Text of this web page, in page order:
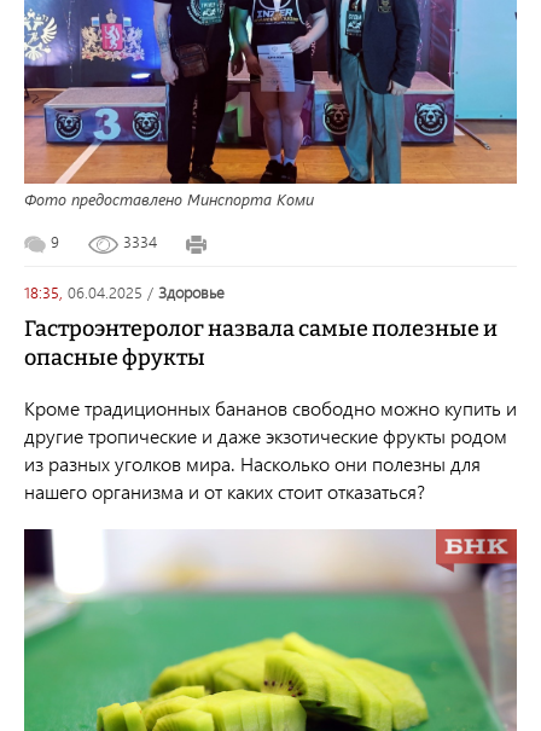
Фото предоставлено Минспорта Коми
9 3334
18:35, 06.04.2025 / здоровье
Гастроэнтеролог назвала самые полезные и
опасные фрукты
Кроме традиционных бананов свободно можно купить и
другие тропические и даже экзотические фрукты родом
из разных уголков мира. Насколько они полезны для
нашего организма и от каких стоит отказаться?